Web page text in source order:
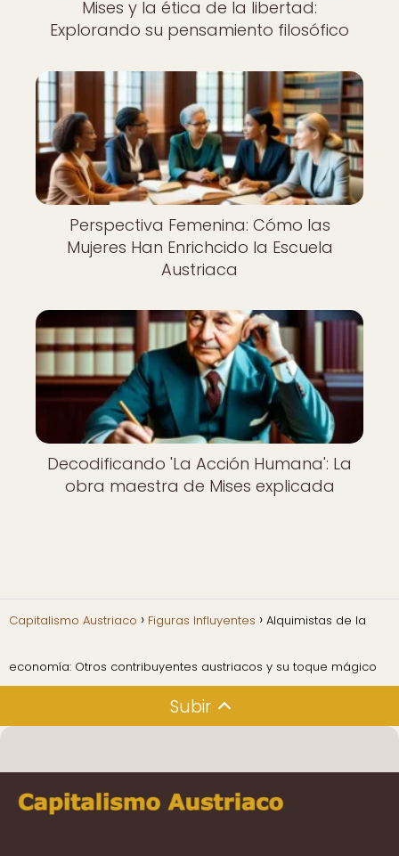
Mises y la ética de la libertad:
Explorando su pensamiento filosófico
Perspectiva Femenina: Cómo las
Mujeres Han Enrichcido la Escuela
Austriaca
Decodificando 'La Acción Humana': La
obra maestra de Mises explicada
Capitalismo Austriaco Figuras Influyentes Alquimistas de la
economía: Otros contribuyentes austriacos y su toque mágico
Subir